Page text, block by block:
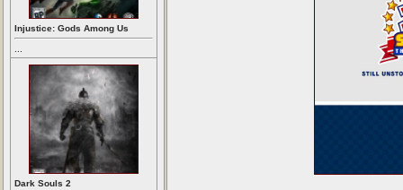
Injustice: Gods Among Us
Dark Souls 2